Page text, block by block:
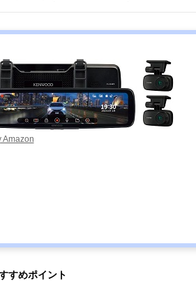
Amazon
すめポイント